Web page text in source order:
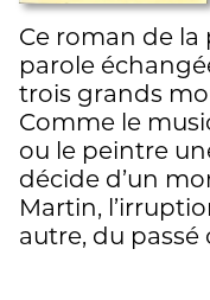
Ce roman de
parole
trois grands
Comme le
ou le peintre
décide d’un
Martin,
autre, du passé